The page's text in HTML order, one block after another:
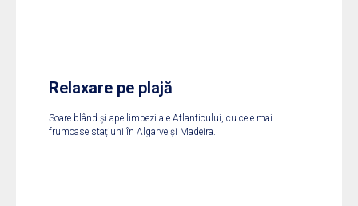
Relaxare pe plajă
Soare blând și ape limpezi ale Atlanticului, cu cele mai
frumoase stațiuni în Algarve și Madeira.